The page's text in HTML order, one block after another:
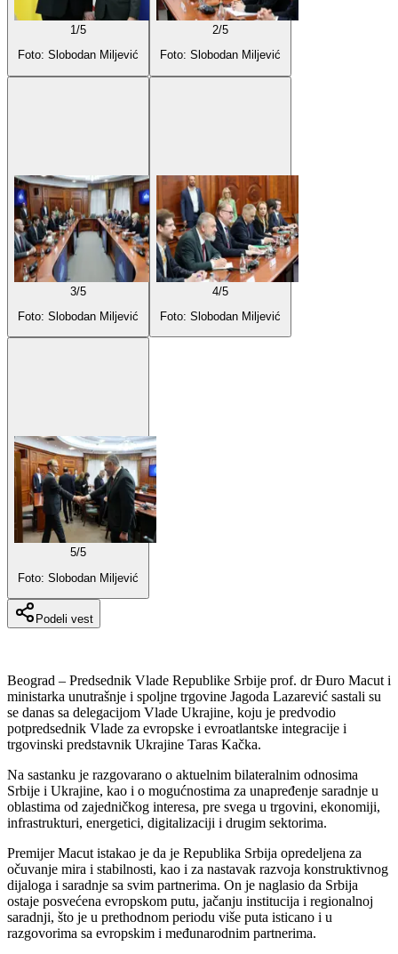
1 /5
Foto: Slobodan Miljević
2/5
Foto: Slobodan Miljević
3/5
Foto: Slobodan Miljević
4/5
Foto: Slobodan Miljević
5/5
Foto: Slobodan Miljević
Podeli vest
Beograd – Predsednik Vlade Republike Srbije prof. dr Đuro Macut i
ministarka unutrašnje i spoljne trgovine Jagoda Lazarević sastali su
se danas sa delegacijom Vlade Ukrajine, koju je predvodio
potpredsednik Vlade za evropske i evroatlantske integracije i
trgovinski predstavnik Ukrajine Taras Kačka.
Na sastanku je razgovarano o aktuelnim bilateralnim odnosima
Srbije i Ukrajine, kao i o mogućnostima za unapređenje saradnje u
oblastima od zajedničkog interesa, pre svega u trgovini, ekonomiji,
infrastrukturi, energetici, digitalizaciji i drugim sektorima.
Premijer Macut istakao je da je Republika Srbija opredeljena za
očuvanje mira i stabilnosti, kao i za nastavak razvoja konstruktivnog
dijaloga i saradnje sa svim partnerima. On je naglasio da Srbija
ostaje posvećena evropskom putu, jačanju institucija i regionalnoj
saradnji, što je u prethodnom periodu više puta isticano i u
razgovorima sa evropskim i međunarodnim partnerima.